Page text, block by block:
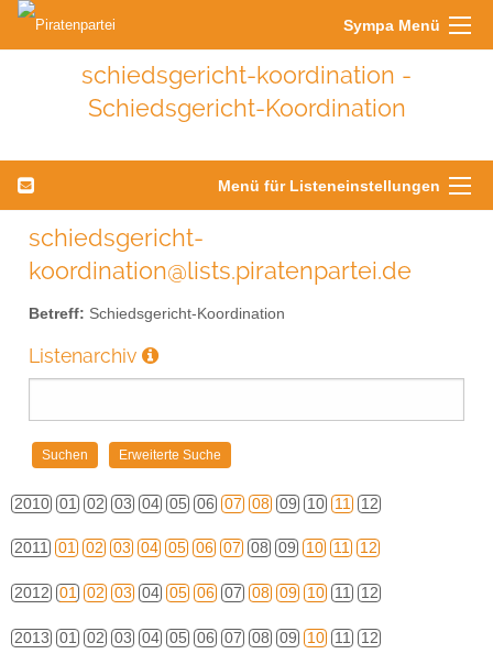
Sympa Menü
schiedsgericht-koordination -
Schiedsgericht-Koordination
Menü für Listeneinstellungen
schiedsgericht-
koordination@lists.piratenpartei.de
Betreff: Schiedsgericht-Koordination
Listenarchiv
2010 01 02 03 04 05 06 07 08 09 10 11 12
2011 01 02 03 04 05 06 07 08 09 10 11 12
2012 01 02 03 04 05 06 07 08 09 10 11 12
2013 01 02 03 04 05 06 07 08 09 10 11 12